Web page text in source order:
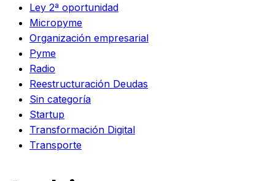
Ley 2ª oportunidad
Micropyme
Organización empresarial
Pyme
Radio
Reestructuración Deudas
Sin categoría
Startup
Transformación Digital
Transporte